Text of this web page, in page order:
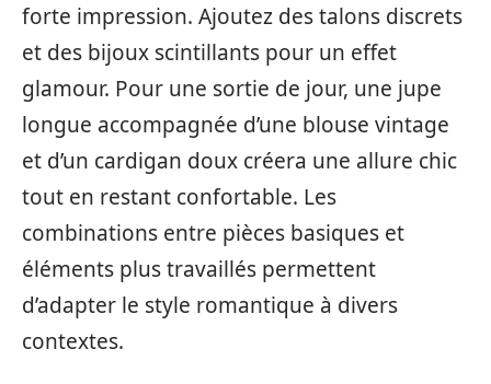
forte impression. Ajoutez des talons discrets
et des bijoux scintillants pour un effet
glamour. Pour une sortie de jour, une jupe
longue accompagnée d’une blouse vintage
et d’un cardigan doux créera une allure chic
tout en restant confortable. Les
combinations entre pièces basiques et
éléments plus travaillés permettent
d’adapter le style romantique à divers
contextes.